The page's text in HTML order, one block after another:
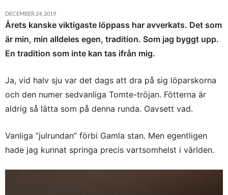
DECEMBER 24, 2019
Årets kanske viktigaste löppass har avverkats. Det som
är min, min alldeles egen, tradition. Som jag byggt upp.
En tradition som inte kan tas ifrån mig.
Ja, vid halv sju var det dags att dra på sig löparskorna
och den numer sedvanliga Tomte-tröjan. Fötterna är
aldrig så lätta som på denna runda. Oavsett vad.
Vanliga ”julrundan” förbi Gamla stan. Men egentligen
hade jag kunnat springa precis vartsomhelst i världen.